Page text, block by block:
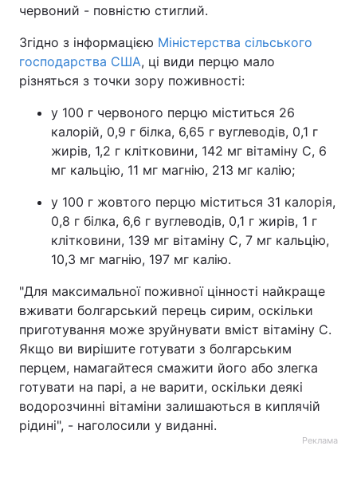
червоний - повністю стиглий.
Згідно з інформацією Міністерства сільського
господарства США, ці види перцю мало
різняться з точки зору поживності:
у 100 г червоного перцю міститься 26
калорій, 0,9 г білка, 6,65 г вуглеводів, 0,1 г
жирів, 1,2 г клітковини, 142 мг вітаміну С, 6
мг кальцію, 11 мг магнію, 213 мг калію;
у 100 г жовтого перцю міститься 31 калорія,
0,8 г білка, 6,6 г вуглеводів, 0,1 г жирів, 1 г
клітковини, 139 мг вітаміну С, 7 мг кальцію,
10,3 мг магнію, 197 мг калію.
"Для максимальної поживної цінності найкраще
вживати болгарський перець сирим, оскільки
приготування може зруйнувати вміст вітаміну С.
Якщо ви вирішите готувати з болгарським
перцем, намагайтеся смажити його або злегка
готувати на парі, а не варити, оскільки деякі
водорозчинні вітаміни залишаються в киплячій
рідині", - наголосили у виданні.
Реклама